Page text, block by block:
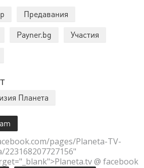
Предавания
Payner.bg
Участия
Планета
pages/Planeta-TV-
@ facebook